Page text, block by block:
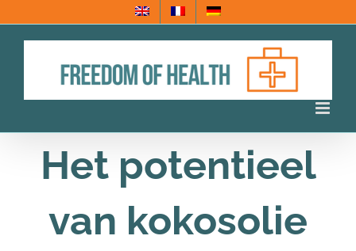
naar
Het potentieel
van kokosolie